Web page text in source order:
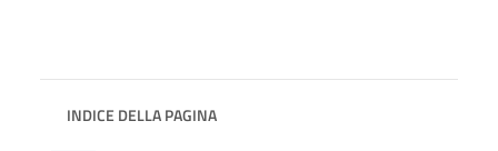
INDICE DELLA PAGINA